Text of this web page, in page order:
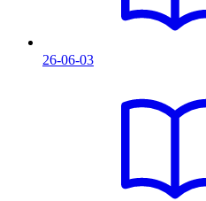
26-06-03